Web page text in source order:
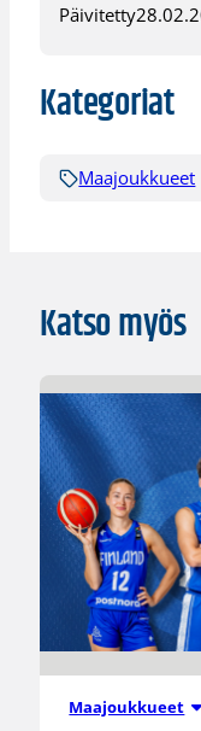
Päivitetty
Kategoriat
Maajoukkueet
Katso myös
Maajoukkueet